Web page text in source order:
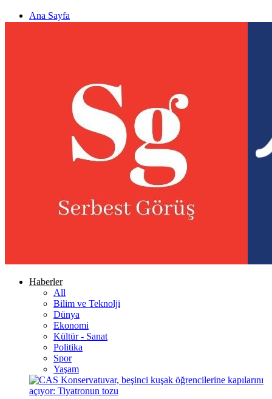
Ana Sayfa
Haberler
All
Bilim ve Teknolji
Dünya
Ekonomi
Kültür - Sanat
Politika
Spor
Yaşam